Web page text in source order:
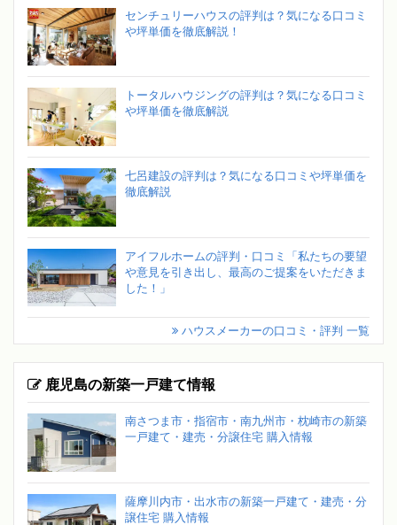
センチュリーハウスの評判は？気になる口コミ
や坪単価を徹底解説！
トータルハウジングの評判は？気になる口コミ
や坪単価を徹底解説
七呂建設の評判は？気になる口コミや坪単価を
徹底解説
アイフルホームの評判・口コミ「私たちの要望
や意見を引き出し、最高のご提案をいただきま
した！」
ハウスメーカーの口コミ・評判 一覧
鹿児島の新築一戸建て情報
南さつま市・指宿市・南九州市・枕崎市の新築
一戸建て・建売・分譲住宅 購入情報
薩摩川内市・出水市の新築一戸建て・建売・分
譲住宅 購入情報